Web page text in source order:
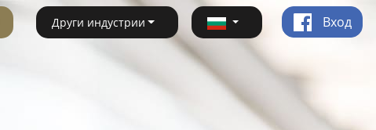
Други индустрии Вход